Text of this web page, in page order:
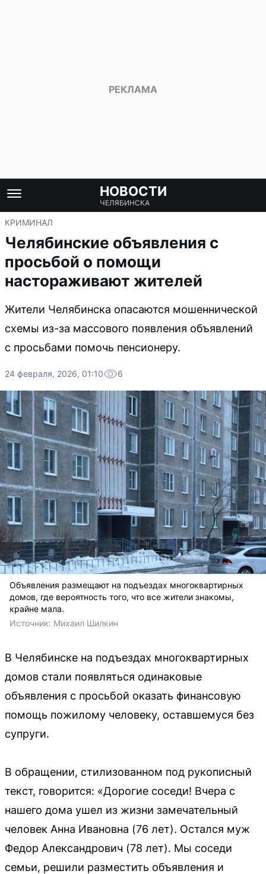
НОВОСТИ
ЧЕЛЯБИНСКА
КРИМИНАЛ
Челябинские объявления с
просьбой о помощи
настораживают жителей
Жители Челябинска опасаются мошеннической
схемы из-за массового появления объявлений
с просьбами помочь пенсионеру.
24 февраля, 2026, 01:10 6
Объявления размещают на подъездах многоквартирных
домов, где вероятность того, что все жители знакомы,
крайне мала.
Источник: Михаил Шилкин
В Челябинске на подъездах многоквартирных
домов стали появляться одинаковые
объявления с просьбой оказать финансовую
помощь пожилому человеку, оставшемуся без
супруги.
В обращении, стилизованном под рукописный
текст, говорится: «Дорогие соседи! Вчера с
нашего дома ушел из жизни замечательный
человек Анна Ивановна (76 лет). Остался муж
Федор Александрович (78 лет). Мы соседи
семьи, решили разместить объявления и